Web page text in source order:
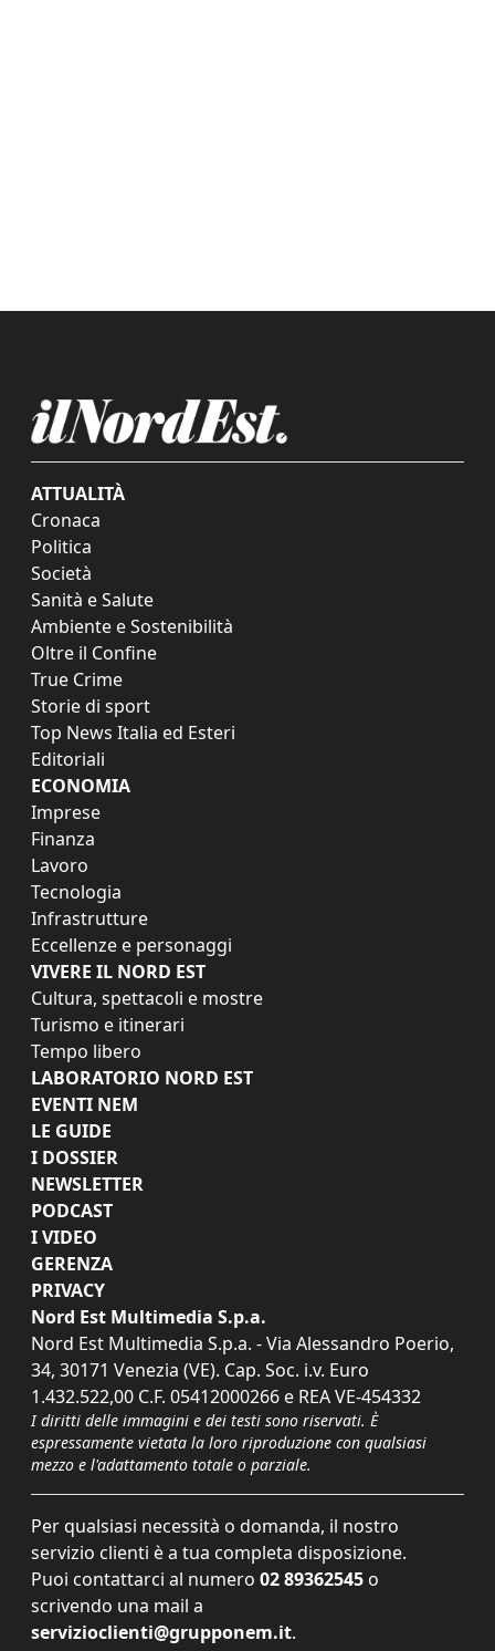
ATTUALITÀ
Cronaca
Politica
Società
Sanità e Salute
Ambiente e Sostenibilità
Oltre il Confine
True Crime
Storie di sport
Top News Italia ed Esteri
Editoriali
ECONOMIA
Imprese
Finanza
Lavoro
Tecnologia
Infrastrutture
Eccellenze e personaggi
VIVERE IL NORD EST
Cultura, spettacoli e mostre
Turismo e itinerari
Tempo libero
LABORATORIO NORD EST
EVENTI NEM
LE GUIDE
I DOSSIER
NEWSLETTER
PODCAST
I VIDEO
GERENZA
PRIVACY
Nord Est Multimedia S.p.a.
Nord Est Multimedia S.p.a. - Via Alessandro Poerio,
34, 30171 Venezia (VE). Cap. Soc. i.v. Euro
1.432.522,00 C.F. 05412000266 e REA VE-454332
I diritti delle immagini e dei testi sono riservati. È
espressamente vietata la loro riproduzione con qualsiasi
mezzo e l'adattamento totale o parziale.
Per qualsiasi necessità o domanda, il nostro
servizio clienti è a tua completa disposizione.
Puoi contattarci al numero 02 89362545 o
scrivendo una mail a
servizioclienti@grupponem.it.